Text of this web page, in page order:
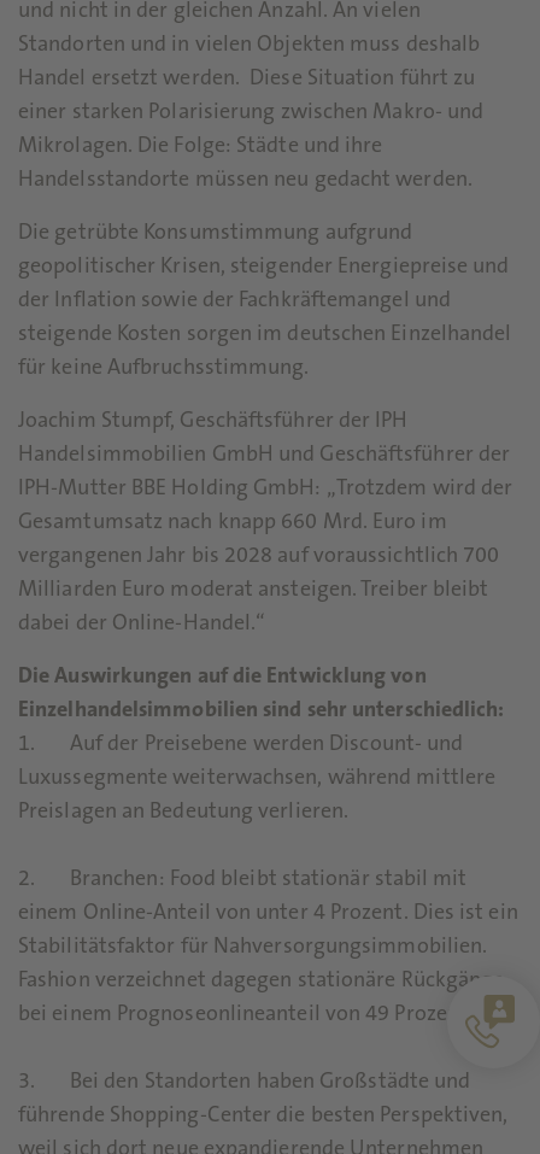
und nicht in der gleichen Anzahl. An vielen
Standorten und in vielen Objekten muss deshalb
Handel ersetzt werden. Diese Situation führt zu
einer starken Polarisierung zwischen Makro- und
Mikrolagen. Die Folge: Städte und ihre
Handelsstandorte müssen neu gedacht werden.
Die getrübte Konsumstimmung aufgrund
geopolitischer Krisen, steigender Energiepreise und
der Inflation sowie der Fachkräftemangel und
steigende Kosten sorgen im deutschen Einzelhandel
für keine Aufbruchsstimmung.
Joachim Stumpf, Geschäftsführer der IPH
Handelsimmobilien GmbH und Geschäftsführer der
IPH-Mutter BBE Holding GmbH: „Trotzdem wird der
Gesamtumsatz nach knapp 660 Mrd. Euro im
vergangenen Jahr bis 2028 auf voraussichtlich 700
Milliarden Euro moderat ansteigen. Treiber bleibt
dabei der Online-Handel.“
Die Auswirkungen auf die Entwicklung von
Einzelhandelsimmobilien sind sehr unterschiedlich:
1. Auf der Preisebene werden Discount- und
Luxussegmente weiterwachsen, während mittlere
Preislagen an Bedeutung verlieren.
2. Branchen: Food bleibt stationär stabil mit
einem Online-Anteil von unter 4 Prozent. Dies ist ein
Stabilitätsfaktor für Nahversorgungsimmobilien.
Fashion verzeichnet dagegen stationäre Rückgänge
bei einem Prognoseonlineanteil von 49 Prozent.
3. Bei den Standorten haben Großstädte und
führende Shopping-Center die besten Perspektiven,